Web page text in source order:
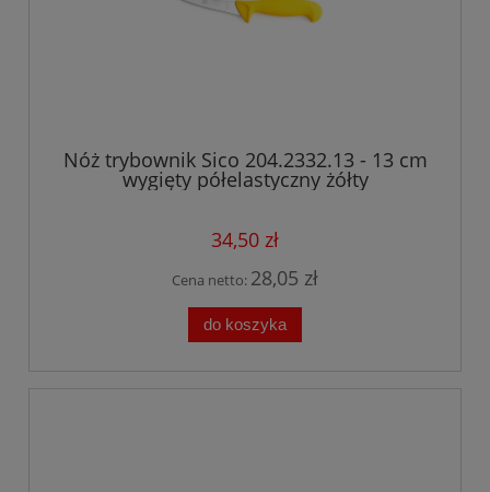
Nóż trybownik Sico 204.2332.13 - 13 cm
wygięty półelastyczny żółty
34,50 zł
Cena netto: 28,05 zł
do koszyka